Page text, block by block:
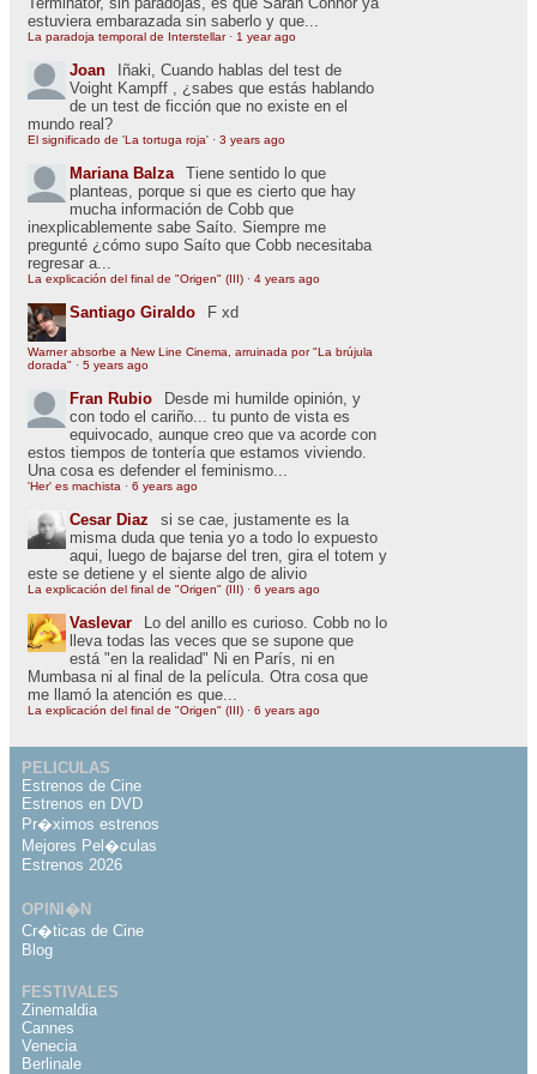
estuviera embarazada sin saberlo y que...
La paradoja temporal de Interstellar· 1 year ago
Joan
Iñaki, Cuando hablas del test de
Voight Kampff , ¿sabes que estás hablando
de un test de ficción que no existe en el
mundo real?
El significado de 'La tortuga roja' · 3 years ago
Mariana Balza
Tiene sentido lo que
planteas, porque si que es cierto que hay
mucha información de Cobb que
inexplicablemente sabe Saíto. Siempre me
pregunté ¿cómo supo Saíto que Cobb necesitaba
regresar a...
La explicación del final de "Origen" (III) · 4 years ago
Santiago Giraldo F xd
Warner absorbe a New Line Cinema, arruinada por "La brújula
dorada" · 5 years ago
Fran Rubio
Desde mi humilde opinión, y
con todo el cariño... tu punto de vista es
equivocado, aunque creo que va acorde con
estos tiempos de tontería que estamos viviendo.
Una cosa es defender el feminismo...
'Her' es machista · 6 years ago
Cesar Diaz
si se cae, justamente es la
misma duda que tenia yo a todo lo expuesto
aqui, luego de bajarse del tren, gira el totem y
este se detiene y el siente algo de alivio
La explicación del final de "Origen" (III) · 6 years ago
Vaslevar
Lo del anillo es curioso. Cobb no lo
lleva todas las veces que se supone que
está "en la realidad" Ni en París, ni en
Mumbasa ni al final de la película. Otra cosa que
me llamó la atención es que...
La explicación del final de "Origen" (III) · 6 years ago
PELICULAS
Estrenos de Cine
Estrenos en DVD
Pr�ximos estrenos
Mejores Pel�culas
Estrenos 2026
OPINI�N
Cr�ticas de Cine
Blog
FESTIVALES
Zinemaldia
Cannes
Venecia
Berlinale